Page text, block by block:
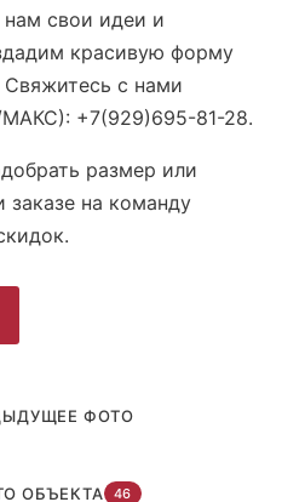
свои идеи и
красивую форму
с нами
МАКС): +7(929)695-81-28.
размер или
на команду
ФОТО
ОБЪЕКТА 46